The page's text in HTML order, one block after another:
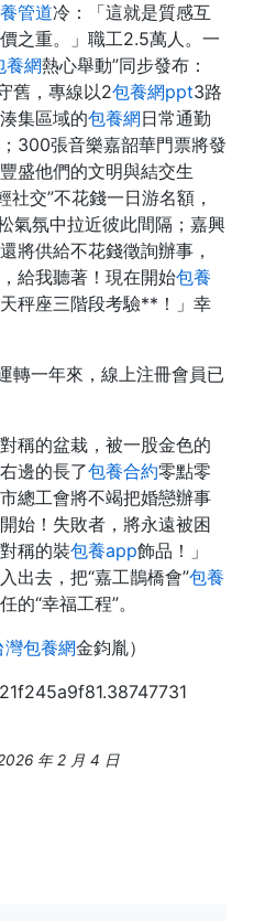
管道冷：「這就是質感互
之重。」職工2.5萬人。一
養網熱心舉動”同步發布：
舊，專線以2包養網ppt3路
集區域的包養網日常通勤
300張音樂嘉韶華門票將發
盛他們的文明與結交生
社交”不花錢一日游名額，
氣氛中拉近彼此間隔；嘉興
將供給不花錢徵詢辦事，
，給我聽著！現在開始包養
秤座三階段考驗**！」幸
轉一年來，線上注冊會員已
稱的盆栽，被一股金色的
邊的長了包養合約零點零
總工會將不竭把婚戀辦事
始！失敗者，將永遠被困
稱的裝包養app飾品！」
出去，把“嘉工鵲橋會”包養
任的“幸福工程”。
灣包養網金鈞胤）
年 2 月 4 日